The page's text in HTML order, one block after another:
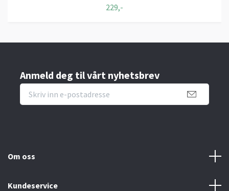
229,-
Anmeld deg til vårt nyhetsbrev
Om oss
Kundeservice